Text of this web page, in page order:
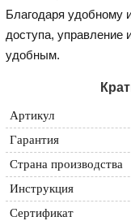
Благодаря удобному
доступа, управление
удобным.
Артикул
Гарантия
Страна производства
Инструкция
Сертификат